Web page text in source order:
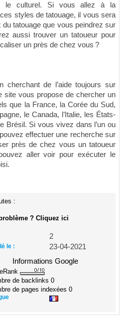
le culturel. Si vous allez à la
styles de tatouage, il vous sera
du tatouage que vous peindrez sur
aussi trouver un tatoueur pour
un près de chez vous ?
cherchant de l’aide toujours sur
site vous propose de chercher un
que la France, la Corée du Sud,
le Canada, l’Italie, les États-
Brésil. Si vous vivez dans l’un ou
effectuer une recherche sur
près de chez vous un tatoueur
aller voir pour exécuter le
:
? Cliquez ici
2
le :
23-04-2021
Informations Google
de backlinks 0
de pages indexées 0